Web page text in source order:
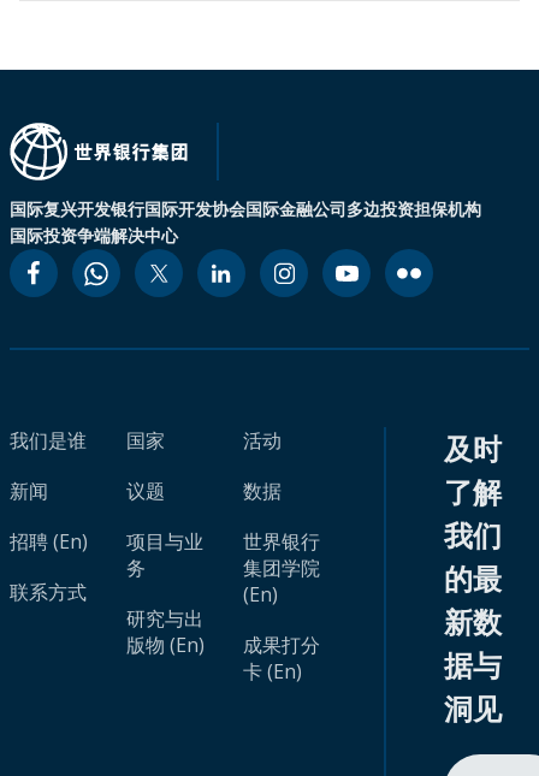
国际复兴开发银行国际开发协会国际金融公司多边投资担保机构
国际投资争端解决中心
我们是谁
新闻
招聘 (En)
联系方式
国家
议题
项目与业
务
研究与出
版物 (En)
活动
数据
世界银行
集团学院
(En)
成果打分
卡 (En)
及时
了解
我们
的最
新数
据与
洞见